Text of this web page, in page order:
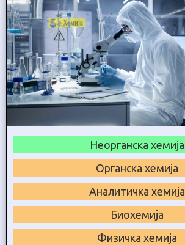
Неорганска хемија
Органска хемија
Аналитичка хемија
Биохемија
Физичка хемија